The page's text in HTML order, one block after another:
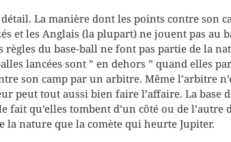
La manière dont les points contre son
et les Anglais (la plupart) ne jouent pas au
règles du base-ball ne font pas partie de la
lancées sont ” en dehors ” quand elles
son camp par un arbitre. Même l’arbitre
peut tout aussi bien faire l’affaire. La base
fait qu’elles tombent d’un côté ou de l’autre
la nature que la comète qui heurte Jupiter.